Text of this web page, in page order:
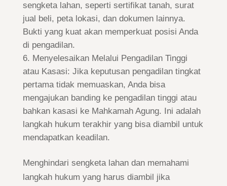
sengketa lahan, seperti sertifikat tanah, surat
jual beli, peta lokasi, dan dokumen lainnya.
Bukti yang kuat akan memperkuat posisi Anda
di pengadilan.
Menyelesaikan Melalui Pengadilan Tinggi
atau Kasasi: Jika keputusan pengadilan tingkat
pertama tidak memuaskan, Anda bisa
mengajukan banding ke pengadilan tinggi atau
bahkan kasasi ke Mahkamah Agung. Ini adalah
langkah hukum terakhir yang bisa diambil untuk
mendapatkan keadilan.
Menghindari sengketa lahan dan memahami
langkah hukum yang harus diambil jika